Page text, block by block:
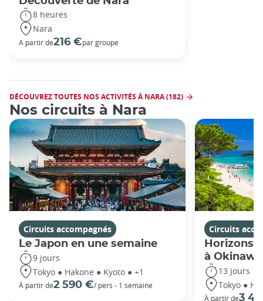
8 heures
Nara
A partir de216 €par groupe
DÉCOUVREZ TOUTES NOS ACTIVITÉS À NARA (182)
Nos circuits à Nara
Circuits accompagnés
Le Japon en une semaine
9 jours
Tokyo ● Hakone ● Kyoto ● +1
À partir de2 590 €/ pers - 1 semaine
Circuits
Horizons
à Okinawa
13 jours
Tokyo ●
À partir de3